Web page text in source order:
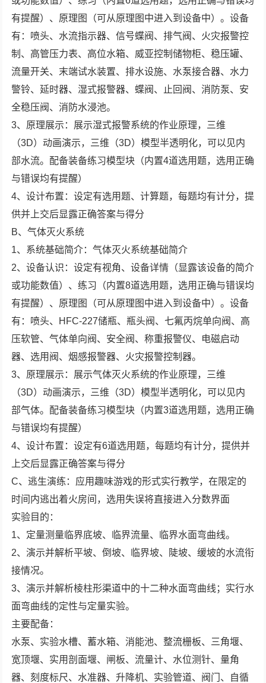
有提醒）、原理图（可从原理图中进入到设备中）。设备
有：喷头、水流指示器、信号蝶阀、排气阀、火灾报警控
制、高管压力表、高位水箱、威亚控制储物柜、稳压罐、
流量开关、末端试水装置、排水设施、水泵接合器、水力
警铃、延时器、湿式报警器、蝶阀、止回阀、消防泵、安
全稳压阀、消防水浸池。
3、原理展示：展示湿式报警系统的作业原理，三维
（3D）动画演示，三维（3D）模型半透明化，可以见内
部水流。配备装备练习模型块（内置4道选用题，选用正确
与错误均有提醒）
4、设计布置：设定有选用题、计算题，每题均有计分，提
供并上交后显露正确答案与得分
B、气体灭火系统
1、系统基础简介：气体灭火系统基础简介
2、设备认识：设定有视角、设备详情（显露该设备的简介
或功能数值）、练习（内置8道选用题，选用正确与错误均
有提醒）、原理图（可从原理图中进入到设备中）。设备
有：喷头、HFC-227储瓶、瓶头阀、七氟丙烷单向阀、高
压软管、气体单向阀、安全阀、称重报警仪、电磁启动
器、选用阀、烟感报警器、火灾报警控制器。
3、原理展示：展示气体灭火系统的作业原理，三维
（3D）动画演示，三维（3D）模型半透明化，可以见内
部气体。配备装备练习模型块（内置3道选用题，选用正确
与错误均有提醒）
4、设计布置：设定有6道选用题，每题均有计分，提供并
上交后显露正确答案与得分
C、逃生演练：应用趣味游戏的形式实行教学，在限定的
时间内逃出着火房间，选用失误将直接进入分数界面
实验目的：
1、定量测量临界底坡、临界流量、临界水面弯曲线。
2、演示并解析平坡、倒坡、临界坡、陡坡、缓坡的水流衔
接情况。
3、演示并解析棱柱形渠道中的十二种水面弯曲线；实行水
面弯曲线的定性与定量实验。
主要配备：
水泵、实验水槽、蓄水箱、消能池、整流栅板、三角堰、
宽顶堰、实用剖面堰、闸板、流量计、水位测针、量角
器、刻度标尺、水准器、升降机、实验管道、阀门、自循